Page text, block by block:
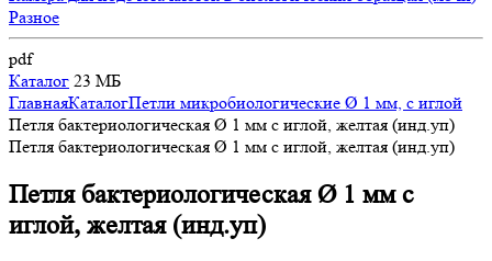
Разное
pdf
Каталог 23 МБ
ГлавнаяКаталогПетли микробиологические Ø 1 мм, с иглой
Петля бактериологическая Ø 1 мм с иглой, желтая (инд.уп)
Петля бактериологическая Ø 1 мм с иглой, желтая (инд.уп)
Петля бактериологическая Ø 1 мм с
иглой, желтая (инд.уп)